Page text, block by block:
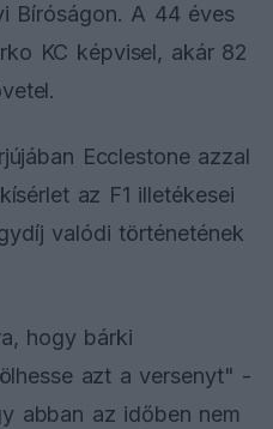
Bíróságon. A 44 éves
KC képvisel, akár 82
Ecclestone azzal
az F1 illetékesei
valódi történetének
hogy bárki
azt a versenyt" -
abban az időben nem